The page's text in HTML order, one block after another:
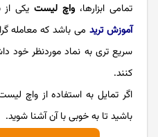
تمامی ابزارها، واچ لیستیکی از
آموزش ترید می باشد که معامله
سریع تری به نماد موردنظر خود
کنند.
اگر تمایل به استفاده از واچ
باشید تا به خوبی با آن آشنا شوید.